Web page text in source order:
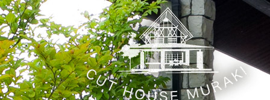
草津の理美容「カットハウスム
ラキ」のブログ
草津、栗東の美容室・理容室「カット
ハウスムラキ」